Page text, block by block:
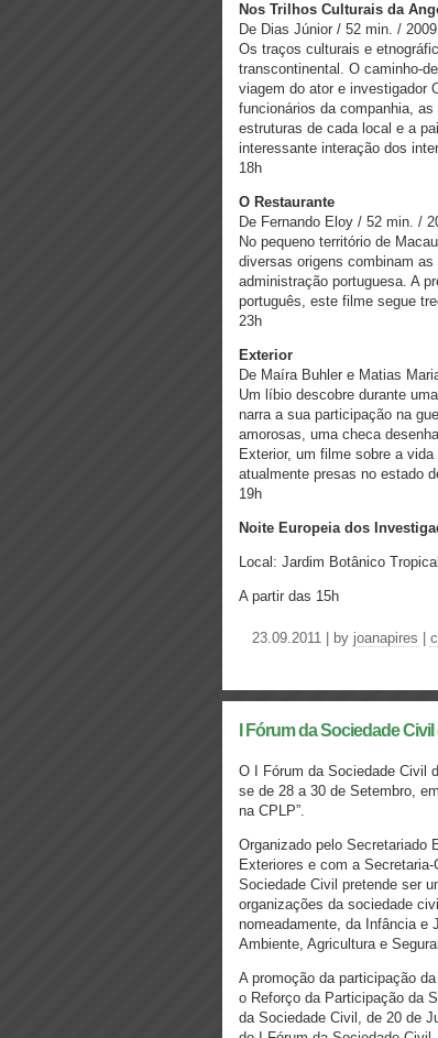
Nos Trilhos Culturais da
De Dias Júnior / 52 min. /
Os traços culturais e
transcontinental. O caminho-
viagem do ator e investigador
funcionários da companhia,
estruturas de cada local e a
interessante interação dos
18h
O Restaurante
De Fernando Eloy / 52 min. /
No pequeno território de
diversas origens combinam
administração portuguesa. A
português, este filme segue
23h
Exterior
De Maíra Buhler e Matias
Um líbio descobre durante
narra a sua participação na
amorosas, uma checa
Exterior, um filme sobre a
atualmente presas no estado
19h
Noite Europeia dos
Local: Jardim Botânico
A partir das 15h
23.09.2011 | by joanapires
I Fórum da Sociedade
O I Fórum da Sociedade Civil
se de 28 a 30 de Setembro,
na CPLP”.
Organizado pelo Secretariado
Exteriores e com a
Sociedade Civil pretende ser
organizações da sociedade
nomeadamente, da Infância e
Ambiente, Agricultura e
A promoção da participação
o Reforço da Participação da
da Sociedade Civil, de 20 de